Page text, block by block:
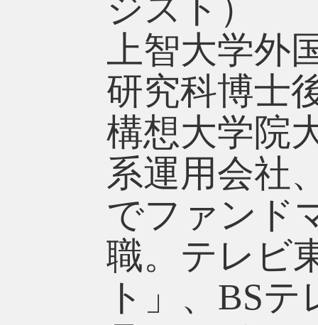
ジスト）
上智大学外
研究科博士
構想大学院
系運用会社
でファンド
職。テレビ
ト」、BS